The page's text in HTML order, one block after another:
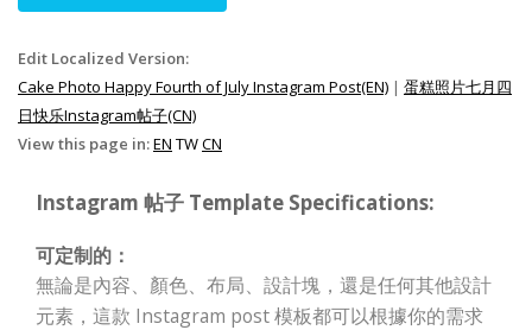
Edit Localized Version:
Cake Photo Happy Fourth of July Instagram Post(EN) | 蛋糕照片七月四
日快乐Instagram帖子(CN)
View this page in:EN TWCN
Instagram 帖子 Template Specifications:
可定制的：
無論是內容、顏色、布局、設計塊，還是任何其他設計
元素，這款 Instagram post 模板都可以根據你的需求